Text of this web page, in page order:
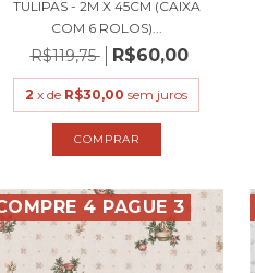
TULIPAS - 2M X 45CM (CAIXA
COM 6 ROLOS)...
R$119,75 R$60,00
2 x de R$30,00 sem juros
4 PAGUE 3